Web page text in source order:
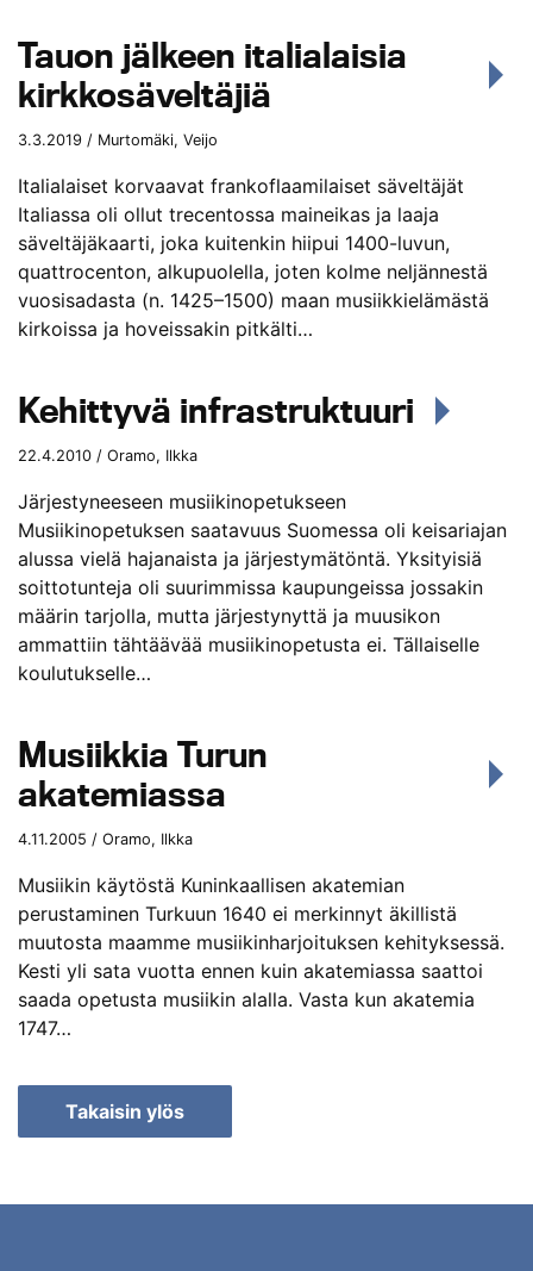
Tauon jälkeen italialaisia
kirkkosäveltäjiä
3.3.2019 / Murtomäki, Veijo
Italialaiset korvaavat frankoflaamilaiset säveltäjät
Italiassa oli ollut trecentossa maineikas ja laaja
säveltäjäkaarti, joka kuitenkin hiipui 1400-luvun,
quattrocenton, alkupuolella, joten kolme neljännestä
vuosisadasta (n. 1425–1500) maan musiikkielämästä
kirkoissa ja hoveissakin pitkälti…
Kehittyvä infrastruktuuri
22.4.2010 / Oramo, Ilkka
Järjestyneeseen musiikinopetukseen
Musiikinopetuksen saatavuus Suomessa oli keisariajan
alussa vielä hajanaista ja järjestymätöntä. Yksityisiä
soittotunteja oli suurimmissa kaupungeissa jossakin
määrin tarjolla, mutta järjestynyttä ja muusikon
ammattiin tähtäävää musiikinopetusta ei. Tällaiselle
koulutukselle…
Musiikkia Turun
akatemiassa
4.11.2005 / Oramo, Ilkka
Musiikin käytöstä Kuninkaallisen akatemian
perustaminen Turkuun 1640 ei merkinnyt äkillistä
muutosta maamme musiikinharjoituksen kehityksessä.
Kesti yli sata vuotta ennen kuin akatemiassa saattoi
saada opetusta musiikin alalla. Vasta kun akatemia
1747…
Haku
selaaminen
Takaisin ylös